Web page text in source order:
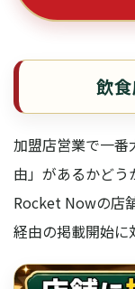
飲
加盟店営業で一番
由」があるかどう
Rocket Nowの店
経由の掲載開始に